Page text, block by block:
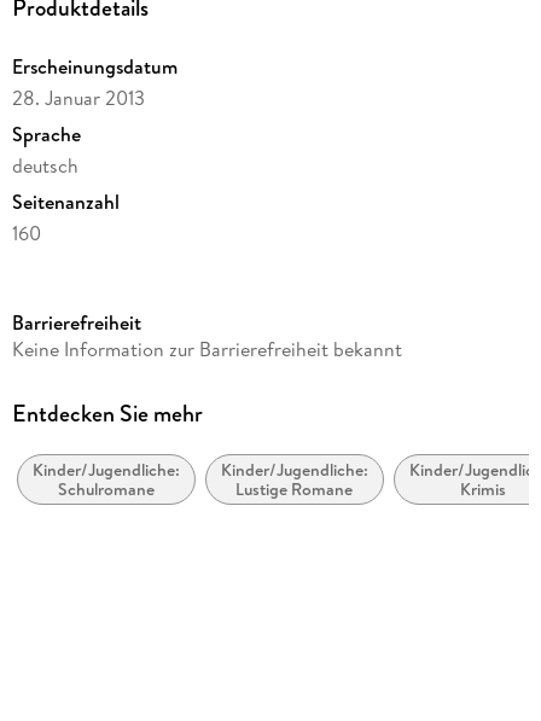
Produktdetails
Erscheinungsdatum
28. Januar 2013
Sprache
deutsch
Seitenanzahl
160
Altersempfehlung
Reihe
Autor/Autorin
Timo Parvela
Barrierefreiheit
Keine Information zur Barrierefreiheit bekannt
Entdecken Sie mehr
Kinder/Jugendliche:
Schulromane
Kinder/Jugendliche:
Lustige Romane
Kinder/
Krimis